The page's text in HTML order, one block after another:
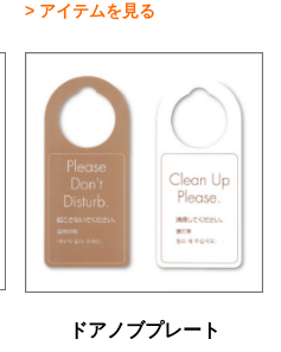
> アイテムを見る
ドアノブプレート